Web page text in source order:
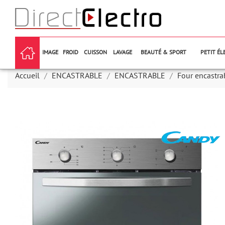
IMAGE FROID CUISSON LAVAGE BEAUTÉ & SPORT PETIT
Accueil ENCASTRABLE ENCASTRABLE Four